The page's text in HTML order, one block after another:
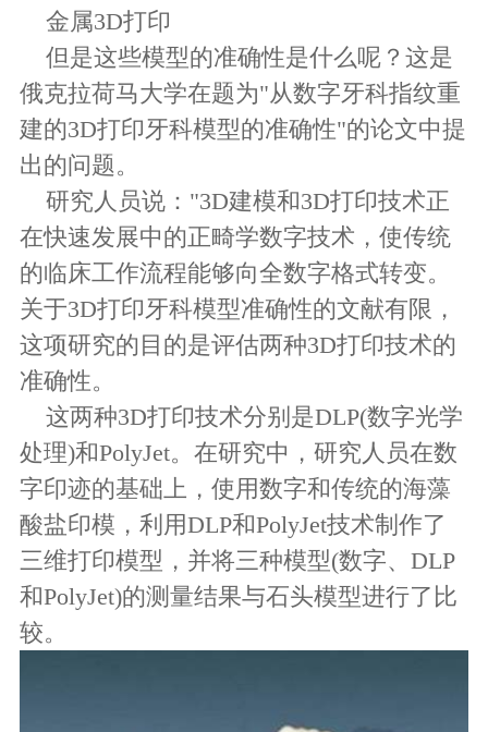
金属3D打印
但是这些模型的准确性是什么呢？这是
俄克拉荷马大学在题为"从数字牙科指纹重
建的3D打印牙科模型的准确性"的论文中提
出的问题。
研究人员说："3D建模和3D打印技术正
在快速发展中的正畸学数字技术，使传统
的临床工作流程能够向全数字格式转变。
关于3D打印牙科模型准确性的文献有限，
这项研究的目的是评估两种3D打印技术的
准确性。
这两种3D打印技术分别是DLP(数字光学
处理)和PolyJet。在研究中，研究人员在数
字印迹的基础上，使用数字和传统的海藻
酸盐印模，利用DLP和PolyJet技术制作了
三维打印模型，并将三种模型(数字、DLP
和PolyJet)的测量结果与石头模型进行了比
较。